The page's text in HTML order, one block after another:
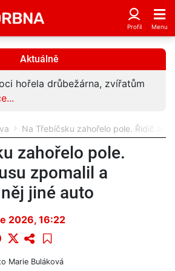
Aktuálně
hořela drůbežárna, zvířatům
Na Třebíčsku zahořelo pole. Řidič
zahořelo pole.
zpomalil a
jiné auto
2026, 16:22
Marie Buláková